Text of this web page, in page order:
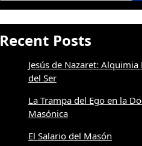
Recent Posts
Jesús de Nazaret:
del Ser
La Trampa del Ego en la
Masónica
El Salario del Masón